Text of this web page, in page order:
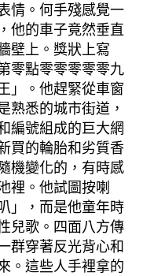
情。何手殘感覺一
他的車子竟然垂直
壁上。獎狀上寫
零點零零零零零九
」。他趕緊從車窗
熟悉的城市街道，
編號組成的巨大網
買的輪胎和劣質香
機變化的，有時感
裡。他試圖按喇
」，而是他童年時
兒歌。四面八方傳
群穿著反光背心和
。這些人手裡拿的